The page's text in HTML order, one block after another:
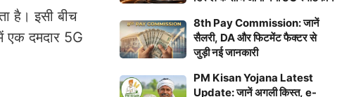
है। इसी बीच
दमदार 5G
8th Pay Commission: जानें
सैलरी, DA और फिटमेंट फैक्टर से
जुड़ी नई जानकारी
PM Kisan Yojana Latest
Update: जानें अगली किस्त, e-